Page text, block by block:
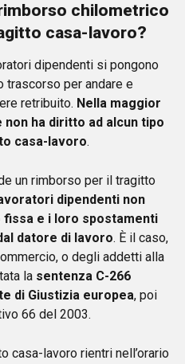
chilometrico
casa-lavoro?
dipendenti si pongono
trascorso per andare e
retribuito. Nella maggior
ha diritto ad alcun tipo
casa-lavoro.
un rimborso per il tragitto
dipendenti non
fissa e i loro spostamenti
datore di lavoro. È il caso,
o degli addetti alla
la sentenza C-266
di Giustizia europea, poi
66 del 2003.
casa-lavoro rientri nell’orario